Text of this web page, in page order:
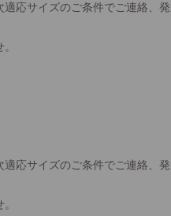
応サイズのご条件でご連絡、発
応サイズのご条件でご連絡、発